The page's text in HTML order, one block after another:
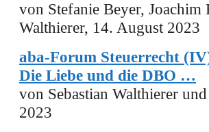
von Stefanie Beyer,
Walthierer, 14. August 2023
aba-Forum Steuerrecht
Die Liebe und die DBO …
von Sebastian Walthierer
2023